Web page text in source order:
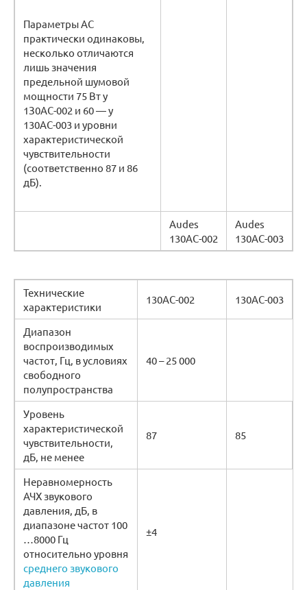
Параметры АС
практически одинаковы,
несколько отличаются
лишь значения
предельной шумовой
мощности 75 Вт у
1З0АС-002 и 60 — у
130АС-003 и уровни
характеристической
чувствительности
(соответственно 87 и 86
дБ).
Audes
130АС-002
Audes
130АС-003
Технические
характеристики
130АС-002 130АС-003
Диапазон
воспроизводимых
частот, Гц, в условиях
свободного
полупространства
40 – 25 000
Уровень
характеристической
чувствительности,
дБ, не менее
87 85
Неравномерность
АЧХ звукового
давления, дБ, в
диапазоне частот 100
…8000 Гц
относительно уровня
среднего звукового
давления
±4